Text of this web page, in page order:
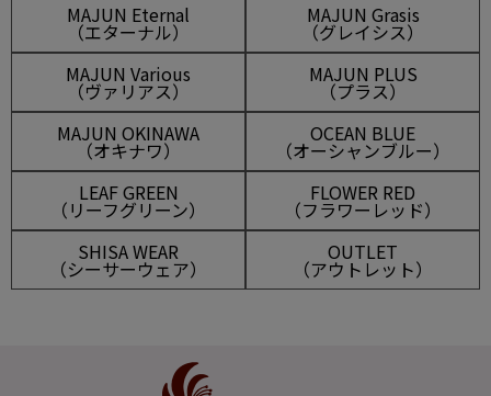
MAJUN Eternal
（エターナル）
MAJUN Grasis
（グレイシス）
MAJUN Various
（ヴァリアス）
MAJUN PLUS
（プラス）
MAJUN OKINAWA
（オキナワ）
OCEAN BLUE
（オーシャンブルー）
LEAF GREEN
（リーフグリーン）
FLOWER RED
（フラワーレッド）
SHISA WEAR
（シーサーウェア）
OUTLET
（アウトレット）